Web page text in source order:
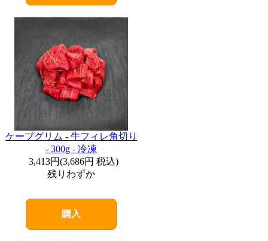
ケープグリム - 牛フィレ角切り
- 300g - 冷凍
3,413円(3,686円 税込)
残りわずか
購入